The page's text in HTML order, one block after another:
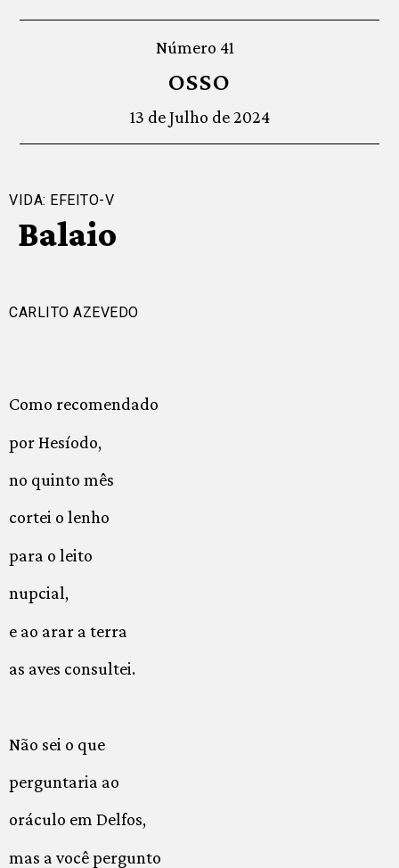
Número 41
OSSO
13 de Julho de 2024
VIDA: EFEITO-V
Balaio
CARLITO AZEVEDO
Como recomendado
por Hesíodo,
no quinto mês
cortei o lenho
para o leito
nupcial,
e ao arar a terra
as aves consultei.
Não sei o que
perguntaria ao
oráculo em Delfos,
mas a você pergunto